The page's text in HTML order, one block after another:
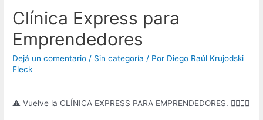
Clínica Express para
Emprendedores
Dejá un comentario / Sin categoría / Por Diego Raúl Krujodski
Fleck
⚠ Vuelve la CLÍNICA EXPRESS PARA EMPRENDEDORES. 🙋‍♂️🙋‍♀️